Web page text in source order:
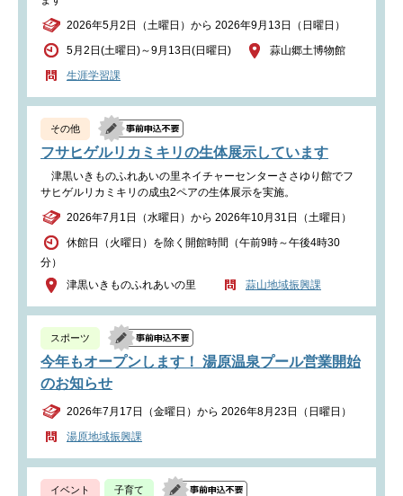
2026年5月2日（土曜日）から 2026年9月13日（日曜日）
5月2日(土曜日)～9月13日(日曜日)
蒜山郷土博物館
生涯学習課
その他
フサヒゲルリカミキリの生体展示しています
津黒いきものふれあいの里ネイチャーセンターささゆり館でフ
サヒゲルリカミキリの成虫2ペアの生体展示を実施。
2026年7月1日（水曜日）から 2026年10月31日（土曜日）
休館日（火曜日）を除く開館時間（午前9時～午後4時30
分）
津黒いきものふれあいの里
蒜山地域振興課
スポーツ
今年もオープンします！ 湯原温泉プール営業開始
のお知らせ
2026年7月17日（金曜日）から 2026年8月23日（日曜日）
湯原地域振興課
イベント 子育て